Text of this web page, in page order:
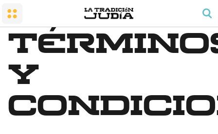
Honrar a los padres
Preceptos de alegría familiar
El pueblo y su tierra
La conversión al judaísmo
El Templo
El rezo y el orden del día
El precepto de rezar para los hombres
Kashrut
Shabat y festividades
Las labores prohibidas
El espíritu sabático (tzivión haShabat)
Fechas y festividades
Pesaj
La noche del Seder
y